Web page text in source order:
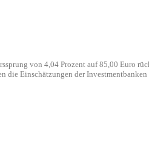
von 4,04 Prozent auf 85,00 Euro
die Einschätzungen der